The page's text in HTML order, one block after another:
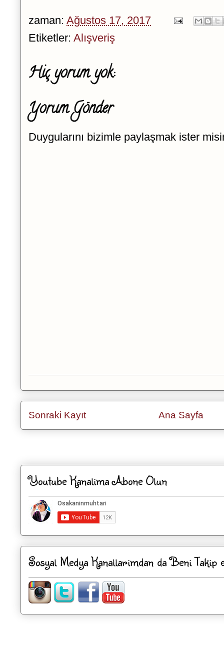
zaman: Ağustos 17, 2017
Etiketler: Alışveriş
Hiç yorum yok:
Yorum Gönder
Duygularını bizimle paylaşmak ister
Sonraki Kayıt Ana Sayfa
Youtube Kanalima Abone Olun
Sosyal Medya Kanallarimdan da Beni Takip